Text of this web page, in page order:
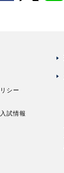
シー
試情報